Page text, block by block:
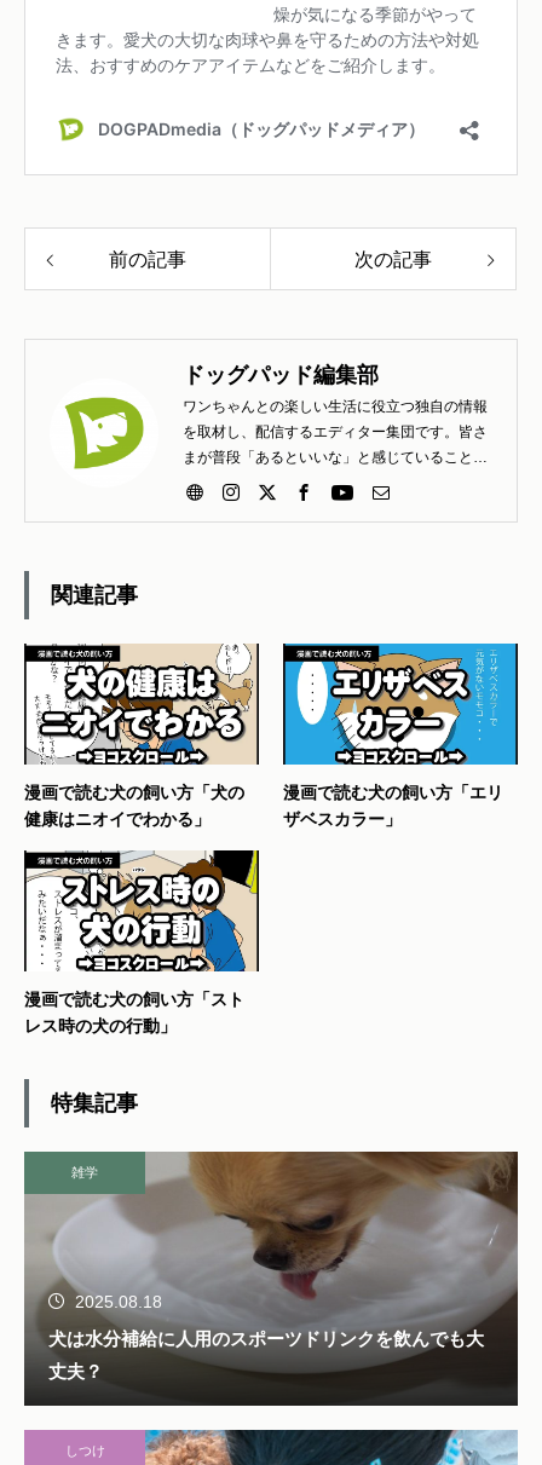
前の記事 次の記事
ドッグパッド編集部
ワンちゃんとの楽しい生活に役立つ独自の情報
を取材し、配信するエディター集団です。皆さ
まが普段「あるといいな」と感じていること
「こんな工夫は楽しいよ」と知らせたいこと、
関連記事
漫画で読む犬の飼い方「犬の
健康はニオイでわかる」
漫画で読む犬の飼い方「エリ
ザベスカラー」
漫画で読む犬の飼い方「スト
レス時の犬の行動」
特集記事
雑学
2025.08.18
犬は水分補給に人用のスポーツドリンクを飲んでも大
丈夫？
しつけ